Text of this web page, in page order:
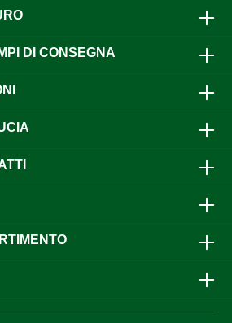
di bestiame in conformità con la
di ricarica e alimentatore
per l'uso incluse
DI CONSEGNA